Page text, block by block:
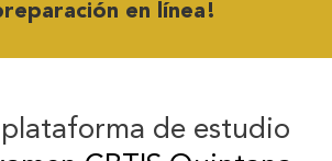
en línea!
de estudio